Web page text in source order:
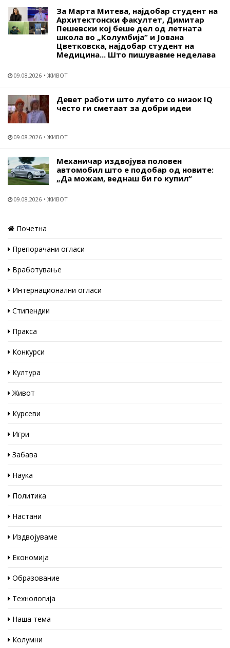
За Марта Митева, најдобар студент на
Архитектонски факултет, Димитар
Пешевски кој беше дел од летната
школа во „Колумбија“ и Јована
Цветковска, најдобар студент на
Медицина... Што пишувавме неделава
09.08.2026 ЖИВОТ
Девет работи што луѓето со низок IQ
често ги сметаат за добри идеи
09.08.2026 ЖИВОТ
Механичар издвојува половен
автомобил што е подобар од новите:
„Да можам, веднаш би го купил“
09.08.2026 ЖИВОТ
Почетна
Препорачани огласи
Вработување
Интернационални огласи
Стипендии
Пракса
Конкурси
Култура
Живот
Курсеви
Игри
Забава
Наука
Политика
Настани
Издвојуваме
Економија
Образование
Технологија
Наша тема
Колумни